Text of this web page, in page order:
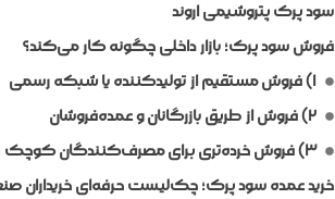
سود پرک پتروشیمی اروند
فروش سود پرک؛ بازار داخلی چگونه کار می‌کند؟
۱) فروش مستقیم از تولیدکننده یا شبکه رسمی
۲) فروش از طریق بازرگانان و عمده‌فروشان
۳) فروش خرده‌تری برای مصرف‌کنندگان کوچک
خرید عمده سود پرک؛ چک‌لیست حرفه‌ای خریداران